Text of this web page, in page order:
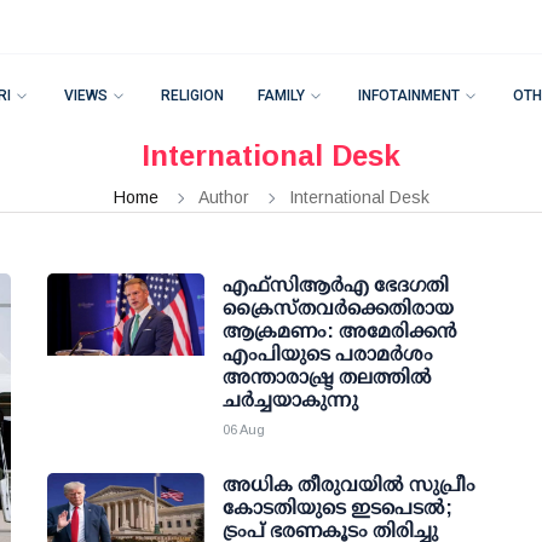
VIEWS RELIGION FAMILY INFOTAINMENT
International Desk
Home Author International Desk
എഫ്‌സി‌ആര്‍‌എ ഭേദഗതി
ക്രൈസ്തവർക്കെതിരായ
ആക്രമണം: അമേരിക്കൻ
എംപിയുടെ പരാമർശം
അന്താരാഷ്ട്ര തലത്തിൽ
ചർച്ചയാകുന്നു
06 Aug
അധിക തീരുവയില്‍ സുപ്രീം
കോടതിയുടെ ഇടപെടല്‍;
ട്രംപ് ഭരണകൂടം തിരിച്ചു